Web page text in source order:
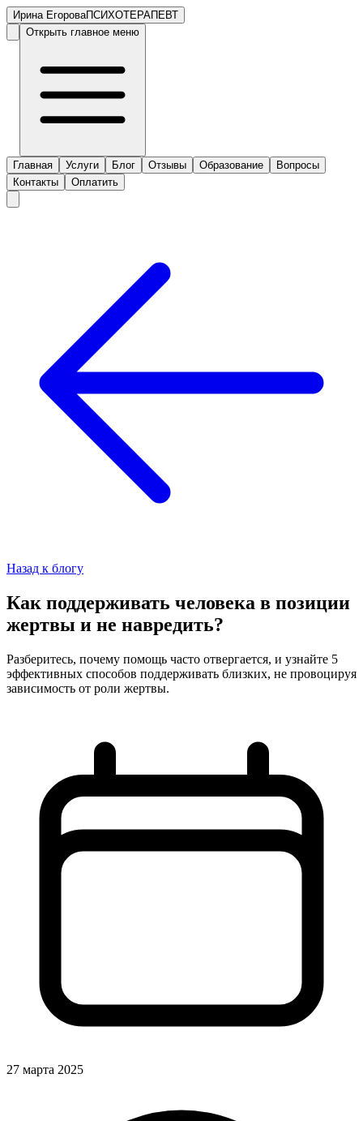
Ирина ЕгороваПСИХОТЕРАПЕВТ
Открыть главное меню
Главная Услуги Блог Отзывы Образование
Вопросы
Контакты
Оплатить
Назад к блогу
Как поддерживать человека в позиции
жертвы и не навредить?
Разберитесь, почему помощь часто отвергается, и узнайте 5
эффективных способов поддерживать близких, не провоцируя
зависимость от роли жертвы.
27 марта 2025